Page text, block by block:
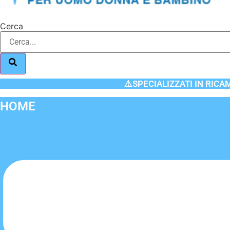
Cerca
⚠️SPECIALIZZATI IN
HOME